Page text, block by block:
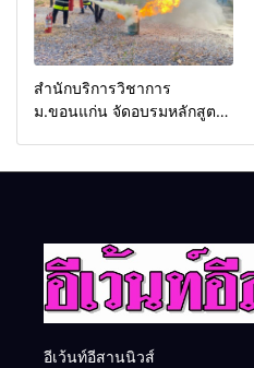
สำนักบริการวิชาการ
ม.ขอนแก่น จัดอบรมหลักสูตร
อีเว้นท์อีสานนิวส์